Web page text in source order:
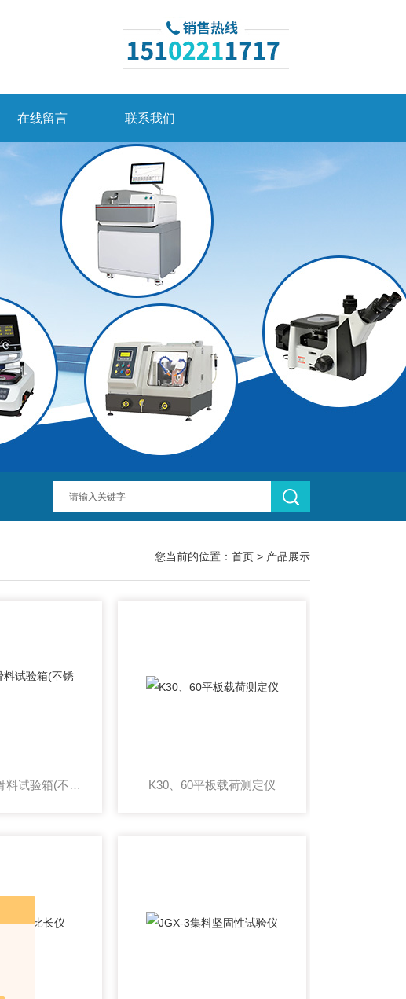
在线留言 联系我们
您当前的位置： 首页 > 产品展示
LBLJ-120碱骨料试验箱(不锈钢、喷涂） K30、60平板载荷测定仪